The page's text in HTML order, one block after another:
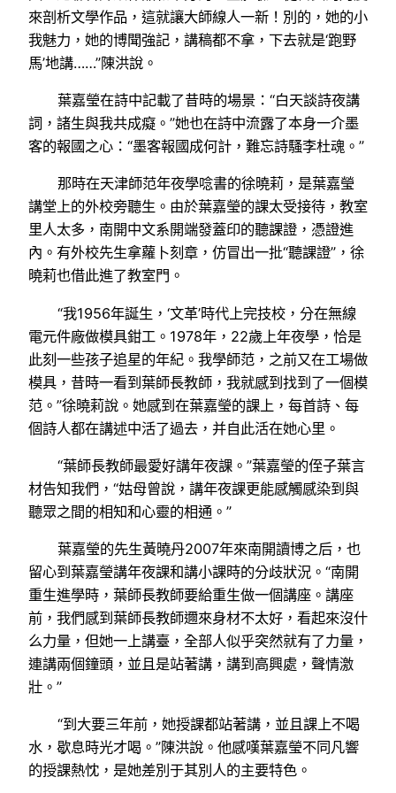
來剖析文學作品，這就讓大師線人一新！別的，她的小
我魅力，她的博聞強記，講稿都不拿，下去就是‘跑野
馬’地講……”陳洪說。
葉嘉瑩在詩中記載了昔時的場景：“白天談詩夜講
詞，諸生與我共成癡。”她也在詩中流露了本身一介墨
客的報國之心：“墨客報國成何計，難忘詩騷李杜魂。”
那時在天津師范年夜學唸書的徐曉莉，是葉嘉瑩
講堂上的外校旁聽生。由於葉嘉瑩的課太受接待，教室
里人太多，南開中文系開端發蓋印的聽課證，憑證進
內。有外校先生拿蘿卜刻章，仿冒出一批“聽課證”，徐
曉莉也借此進了教室門。
“我1956年誕生，‘文革’時代上完技校，分在無線
電元件廠做模具鉗工。1978年，22歲上年夜學，恰是
此刻一些孩子追星的年紀。我學師范，之前又在工場做
模具，昔時一看到葉師長教師，我就感到找到了一個模
范。”徐曉莉說。她感到在葉嘉瑩的課上，每首詩、每
個詩人都在講述中活了過去，并自此活在她心里。
“葉師長教師最愛好講年夜課。”葉嘉瑩的侄子葉言
材告知我們，“姑母曾說，講年夜課更能感觸感染到與
聽眾之間的相知和心靈的相通。”
葉嘉瑩的先生黃曉丹2007年來南開讀博之后，也
留心到葉嘉瑩講年夜課和講小課時的分歧狀況。“南開
重生進學時，葉師長教師要給重生做一個講座。講座
前，我們感到葉師長教師邇來身材不太好，看起來沒什
么力量，但她一上講臺，全部人似乎突然就有了力量，
連講兩個鐘頭，並且是站著講，講到高興處，聲情激
壯。”
“到大要三年前，她授課都站著講，並且課上不喝
水，歇息時光才喝。”陳洪說。他感嘆葉嘉瑩不同凡響
的授課熱忱，是她差別于其別人的主要特色。